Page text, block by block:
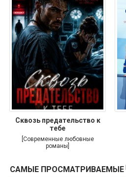
Сквозь предательство к
тебе
[Современные любовные
романы]
САМЫЕ ПРОСМАТРИВАЕМЫЕ